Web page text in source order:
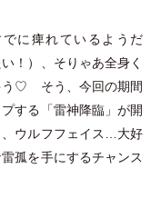
に痺れているようだ
！ ）
、そりゃあ全身く
う♡ そう、今回の期間
する 「雷神降臨」 が開
、ウルフフェイス…大好
孤を手にするチャンス